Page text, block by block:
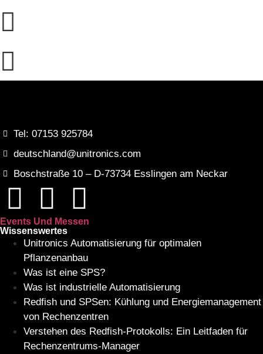
Tel: 07153 925784
deutschland@unitronics.com
Boschstraße 10 – D-73734 Esslingen am Neckar
Events Und Messen
Wissenswertes
Unitronics Automatisierung für optimalen
Pflanzenanbau
Was ist eine SPS?
Was ist industrielle Automatisierung
Redfish und SPSen: Kühlung und Energiemanagement
von Rechenzentren
Verstehen des Redfish-Protokolls: Ein Leitfaden für
Rechenzentrums-Manager